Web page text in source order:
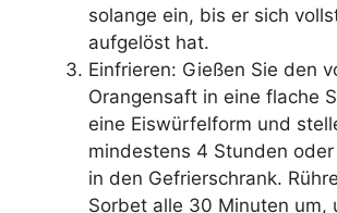
solange ein, bis er sich
aufgelöst hat.
Einfrieren: Gießen Sie den
Orangensaft in eine flache
eine Eiswürfelform und
mindestens 4 Stunden
in den Gefrierschrank.
Sorbet alle 30 Minuten um,